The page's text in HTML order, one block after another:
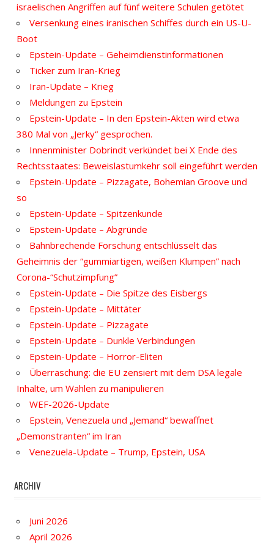
israelischen Angriffen auf fünf weitere Schulen getötet
Versenkung eines iranischen Schiffes durch ein US-U-
Boot
Epstein-Update – Geheimdienstinformationen
Ticker zum Iran-Krieg
Iran-Update – Krieg
Meldungen zu Epstein
Epstein-Update – In den Epstein-Akten wird etwa
380 Mal von „Jerky“ gesprochen.
Innenminister Dobrindt verkündet bei X Ende des
Rechtsstaates: Beweislastumkehr soll eingeführt werden
Epstein-Update – Pizzagate, Bohemian Groove und
so
Epstein-Update – Spitzenkunde
Epstein-Update – Abgründe
Bahnbrechende Forschung entschlüsselt das
Geheimnis der “gummiartigen, weißen Klumpen” nach
Corona-“Schutzimpfung”
Epstein-Update – Die Spitze des Eisbergs
Epstein-Update – Mittäter
Epstein-Update – Pizzagate
Epstein-Update – Dunkle Verbindungen
Epstein-Update – Horror-Eliten
Überraschung: die EU zensiert mit dem DSA legale
Inhalte, um Wahlen zu manipulieren
WEF-2026-Update
Epstein, Venezuela und „Jemand“ bewaffnet
„Demonstranten“ im Iran
Venezuela-Update – Trump, Epstein, USA
ARCHIV
Juni 2026
April 2026